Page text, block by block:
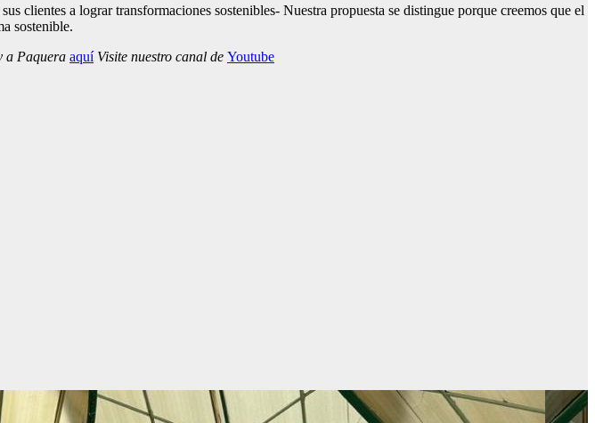
clientes a lograr transformaciones sostenibles- Nuestra propuesta se distingue porque creemos que el
sostenible.
a Paquera aquíVisite nuestro canal de Youtube